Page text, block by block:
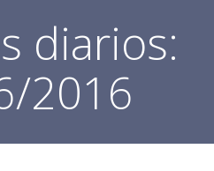
TEMÁTICOS
diarios:
2016